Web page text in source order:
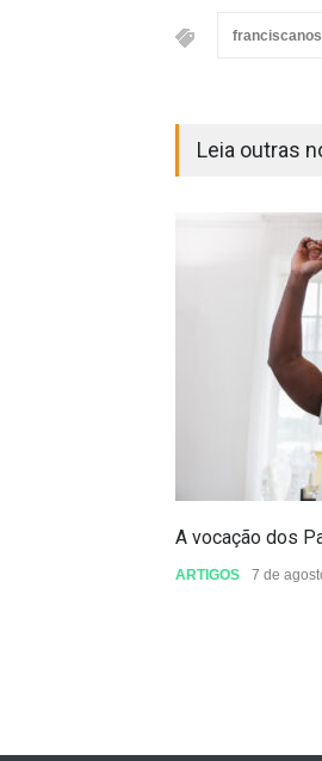
franciscanos
Leia outras
A vocação dos
ARTIGOS 7 de